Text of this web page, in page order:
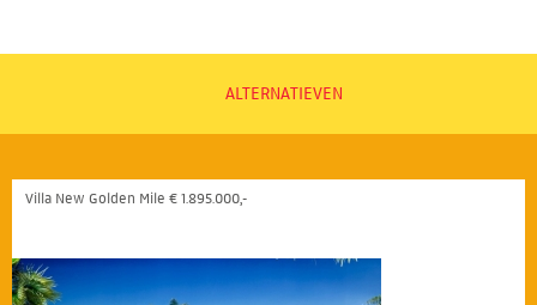
ALTERNATIEVEN
Villa New Golden Mile € 1.895.000,-